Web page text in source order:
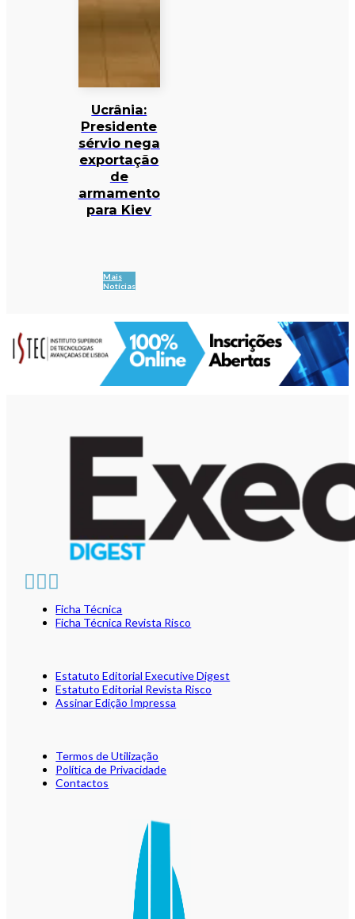
Ucrânia:
Presidente
sérvio nega
exportação
de
armamento
para Kiev
Mais
Notícias
Ficha Técnica
Ficha Técnica Revista Risco
Estatuto Editorial Executive Digest
Estatuto Editorial Revista Risco
Assinar Edição Impressa
Termos de Utilização
Política de Privacidade
Contactos